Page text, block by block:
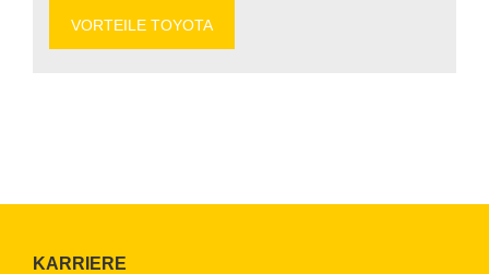
VOR­TEI­LE TO­YO­TA
KAR­RIE­RE